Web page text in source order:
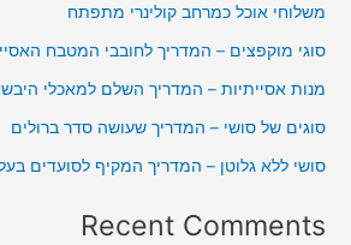
משלוחי אוכל כמרחב קולינרי מתפתח
סוגי מוקפצים – המדריך לחובבי המטבח
מנות אסייתיות – המדריך השלם למאכלי
סוגים של סושי – המדריך שעושה סדר ברולים
סושי ללא גלוטן – המדריך המקיף לסועדים
Recent Comments